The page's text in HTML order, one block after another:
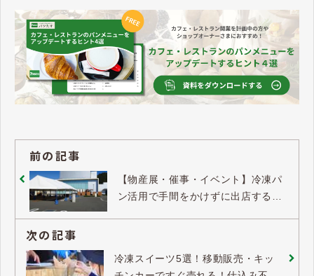
お問い合わせ｜「パンた
す」敷島製パン株式会社
ベーカリー、カフェ、レストラン
等のパンビジネスを支援するPasc
明な点はお問い合わせください。
敷島製パン株式会社